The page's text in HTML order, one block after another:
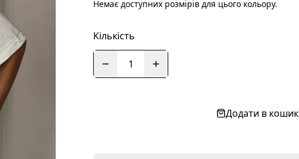
Немає доступних розмірів для цього кольору.
Кількість
1
Додати в кошик